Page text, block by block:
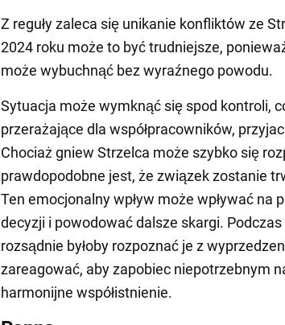
Z reguły zaleca się unikanie konfliktów ze
2024 roku może to być trudniejsze,
może wybuchnąć bez wyraźnego powodu.
Sytuacja może wymknąć się spod kontroli,
przerażające dla współpracowników,
Chociaż gniew Strzelca może szybko się
prawdopodobne jest, że związek zostanie
Ten emocjonalny wpływ może wpływać na
decyzji i powodować dalsze skargi.
rozsądnie byłoby rozpoznać je z
zareagować, aby zapobiec niepotrzebnym
harmonijne współistnienie.